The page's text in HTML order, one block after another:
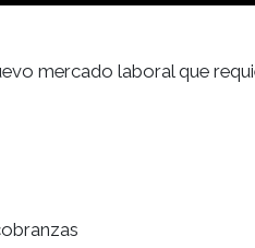
mercado laboral que